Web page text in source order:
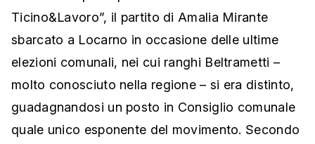
Ticino&Lavoro”, il partito di Amalia Mirante
sbarcato a Locarno in occasione delle ultime
elezioni comunali, nei cui ranghi Beltrametti –
molto conosciuto nella regione – si era distinto,
guadagnandosi un posto in Consiglio comunale
quale unico esponente del movimento. Secondo